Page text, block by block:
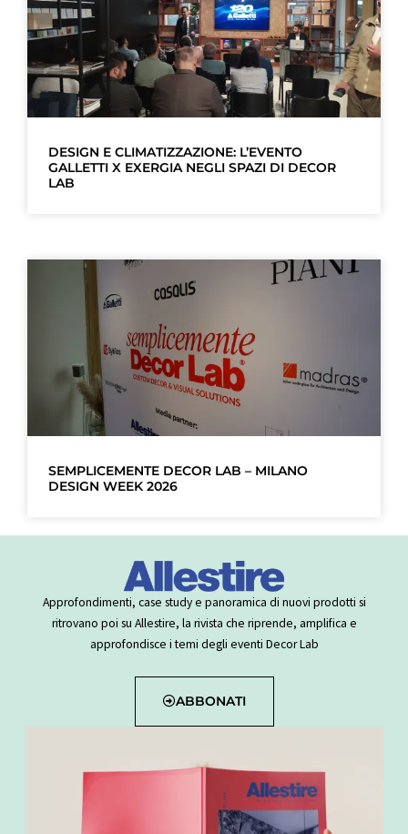
DESIGN E CLIMATIZZAZIONE: L’EVENTO
GALLETTI X EXERGIA NEGLI SPAZI DI DECOR
LAB
SEMPLICEMENTE DECOR LAB – MILANO
DESIGN WEEK 2026
Approfondimenti, case study e panoramica di nuovi prodotti si
ritrovano poi su Allestire, la rivista che riprende, amplifica e
approfondisce i temi degli eventi Decor Lab
ABBONATI